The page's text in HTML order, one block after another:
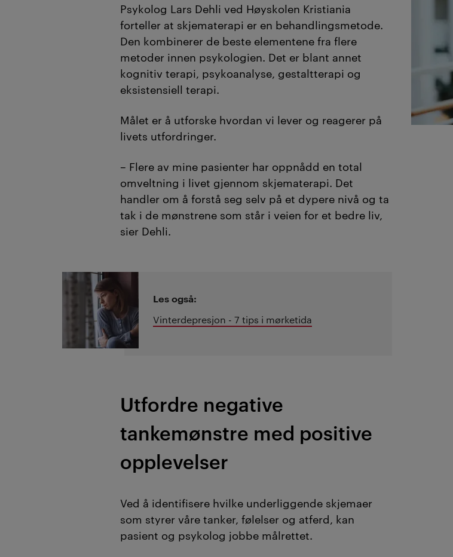
Psykolog Lars Dehli ved Høyskolen Kristiania
forteller at skjematerapi er en behandlingsmetode.
Den kombinerer de beste elementene fra flere
metoder innen psykologien. Det er blant annet
kognitiv terapi, psykoanalyse, gestaltterapi og
eksistensiell terapi.
Målet er å utforske hvordan vi lever og reagerer på
livets utfordringer.
– Flere av mine pasienter har oppnådd en total
omveltning i livet gjennom skjematerapi. Det
handler om å forstå seg selv på et dypere nivå og ta
tak i de mønstrene som står i veien for et bedre liv,
sier Dehli.
Les også:
Vinterdepresjon - 7 tips i mørketida
Utfordre negative
tankemønstre med positive
opplevelser
Ved å identifisere hvilke underliggende skjemaer
som styrer våre tanker, følelser og atferd, kan
pasient og psykolog jobbe målrettet.